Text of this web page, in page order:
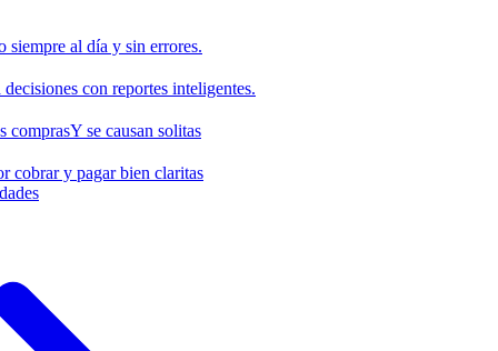
siempre al día y sin errores.
decisiones con reportes inteligentes.
comprasY se causan solitas
cobrar y pagar bien claritas